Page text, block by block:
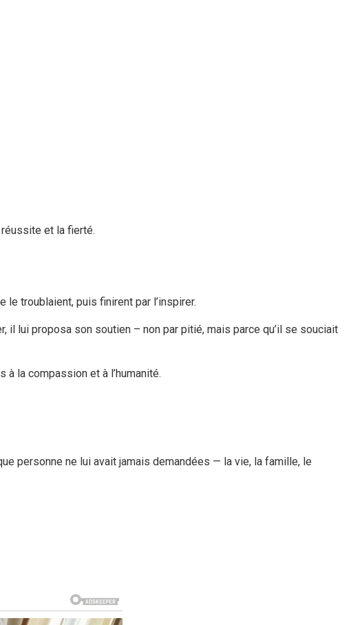
et la fierté.
troublaient, puis finirent par l’inspirer.
il lui proposa son soutien – non par pitié, mais parce qu’il se souciait
la compassion et à l’humanité.
personne ne lui avait jamais demandées — la vie, la famille, le